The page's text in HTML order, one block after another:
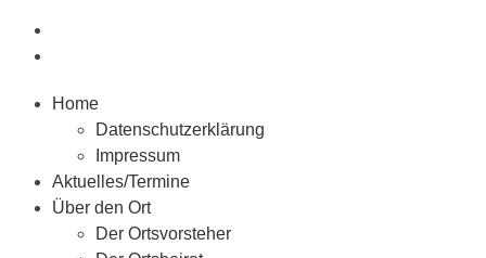
Home
Datenschutzerklärung
Impressum
Aktuelles/Termine
Über den Ort
Der Ortsvorsteher